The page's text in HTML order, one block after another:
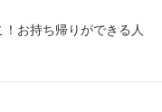
お持ち帰りができる人